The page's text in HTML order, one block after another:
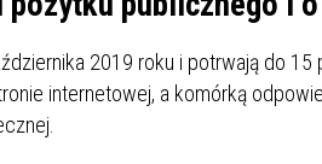
INFORMACJE MOPS
URZĄD SKARBOWY
„PRZYJAZNA SZKOŁA”
2019 roku i potrwają do
internetowej, a komórką